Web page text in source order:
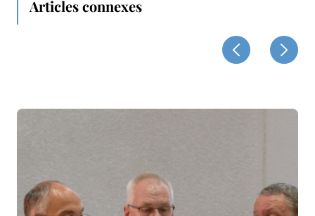
Articles connexes